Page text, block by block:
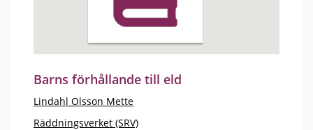
Barns förhållande till eld
Lindahl Olsson Mette
Räddningsverket (SRV)